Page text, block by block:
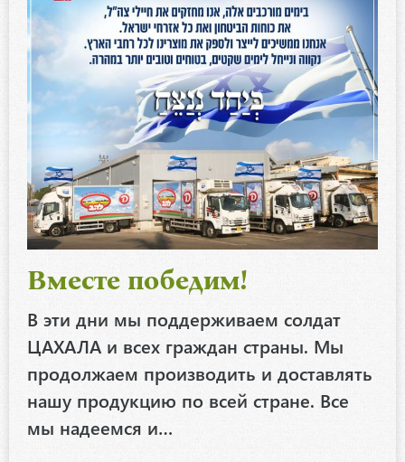
Вместе победим!
В эти дни мы поддерживаем солдат
ЦАХАЛА и всех граждан страны. Мы
продолжаем производить и доставлять
нашу продукцию по всей стране. Все
мы надеемся и…